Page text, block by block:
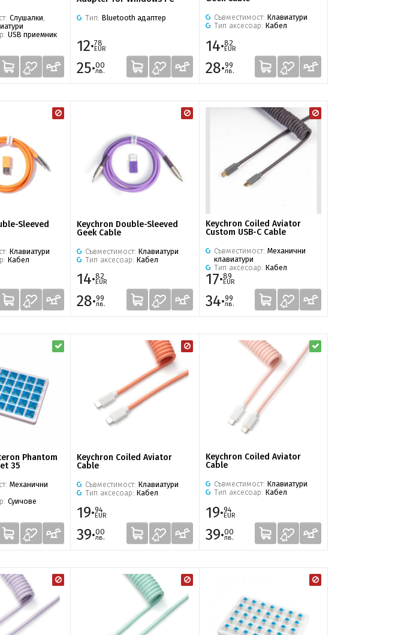
Слушалки,
USB приемник
Тип: Bluetooth адаптер
12·78
EUR
25·00
лв.
Съвместимост: Клавиатури
Тип аксесоар: Кабел
14·82
EUR
28·99
лв.
Sleeved
Клавиатури
Кабел
Keychron Double-Sleeved
Geek Cable
Съвместимост: Клавиатури
Тип аксесоар: Кабел
14·82
EUR
28·99
лв.
Keychron Coiled Aviator
Custom USB-C Cable
Съвместимост: Механични
клавиатури
Тип аксесоар: Кабел
17·89
EUR
34·99
лв.
Phantom
35
Механични
Суичове
Keychron Coiled Aviator
Cable
Съвместимост: Клавиатури
Тип аксесоар: Кабел
19·94
EUR
39·00
лв.
Keychron Coiled Aviator
Cable
Съвместимост: Клавиатури
Тип аксесоар: Кабел
19·94
EUR
39·00
лв.